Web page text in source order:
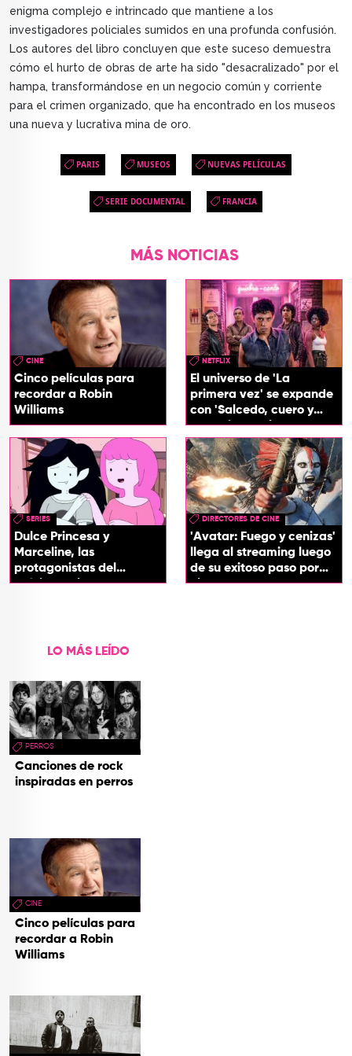
enigma complejo e intrincado que mantiene a los
investigadores policiales sumidos en una profunda confusión.
Los autores del libro concluyen que este suceso demuestra
cómo el hurto de obras de arte ha sido "desacralizado" por el
hampa, transformándose en un negocio común y corriente
para el crimen organizado, que ha encontrado en los museos
una nueva y lucrativa mina de oro.
PARIS MUSEOS NUEVAS PELÍCULAS
SERIE DOCUMENTAL FRANCIA
MÁS NOTICIAS
CINE
Cinco películas para
recordar a Robin
Williams
NETFLIX
El universo de 'La
primera vez' se expande
con 'Salcedo, cuero y
boogaloo', spin off
SERIES
Dulce Princesa y
Marceline, las
protagonistas del
próximo spin-off de 'Hora
DIRECTORES DE CINE
'Avatar: Fuego y cenizas'
llega al streaming luego
de su exitoso paso por
cines
LO MÁS LEÍDO
PERROS
Canciones de rock
inspiradas en perros
CINE
Cinco películas para
recordar a Robin
Williams